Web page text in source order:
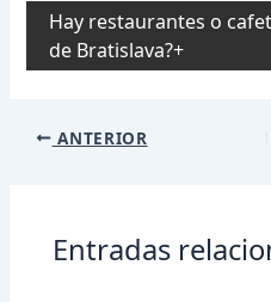
Hay restaurantes o
de Bratislava?
Navegación
ANTERIOR
Entradas